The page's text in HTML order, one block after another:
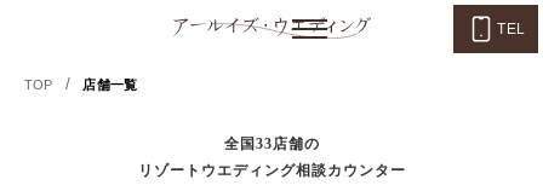
TEL
TOP / 店舗一覧
全国33店舗の
リゾートウエディング相談カウンター